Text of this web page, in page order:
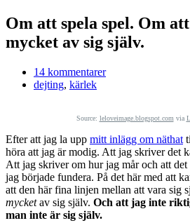
Om att spela spel. Om
mycket av sig själv.
14 kommentarer
dejting, kärlek
Source: leloveimage.blogspot.com via
Efter att jag la upp mitt inlägg om näthat
höra att jag är modig. Att jag skriver det
Att jag skriver om hur jag mår och att
jag började fundera. På det här med att
att den här fina linjen mellan att vara sig
mycketav sig själv. Och att jag inte
man inte är sig själv.